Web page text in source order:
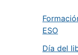
ESO
Día del